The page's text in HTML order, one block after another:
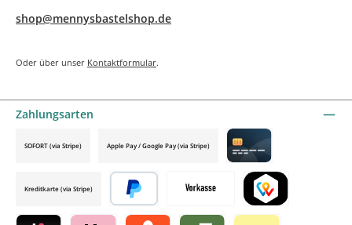
shop@mennysbastelshop.de
Oder über unser Kontaktformular.
Zahlungsarten
Vorkasse TWINT by mollie
SOFORT (via Stripe) Apple Pay / Google Pay (via Stripe)
Credit card by mollie
Kreditkarte (via Stripe)
Später bezahlen